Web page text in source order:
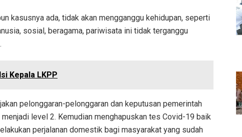
kasusnya ada, tidak akan mengganggu kehidupan, seperti
sosial, beragama, pariwisata ini tidak terganggu
Kepala LKPP
pelonggaran-pelonggaran dan keputusan pemerintah
level 2. Kemudian menghapuskan tes Covid-19 baik
perjalanan domestik bagi masyarakat yang sudah